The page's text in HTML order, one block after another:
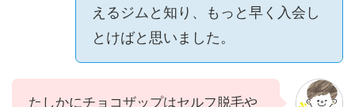
えるジムと知り、もっと早く入会し
とけばと思いました。
たしかにチョコザップはセルフ脱毛や